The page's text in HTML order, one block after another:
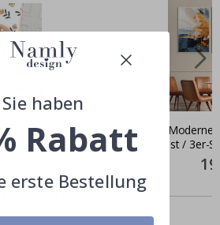
Poster - Moderne
Spritzkunst / 3er-
produkte
Sie haben
Rabatt
erste Bestellung